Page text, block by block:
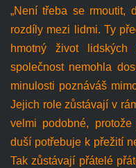
„Není třeba se rmoutit,
rozdíly mezi lidmi. Ty
hmotný život
společnost nemohla
minulosti poznáváš
Jejich role zůstávají v
velmi podobné,
duší potřebuje k přežití
Tak zůstávají přátelé